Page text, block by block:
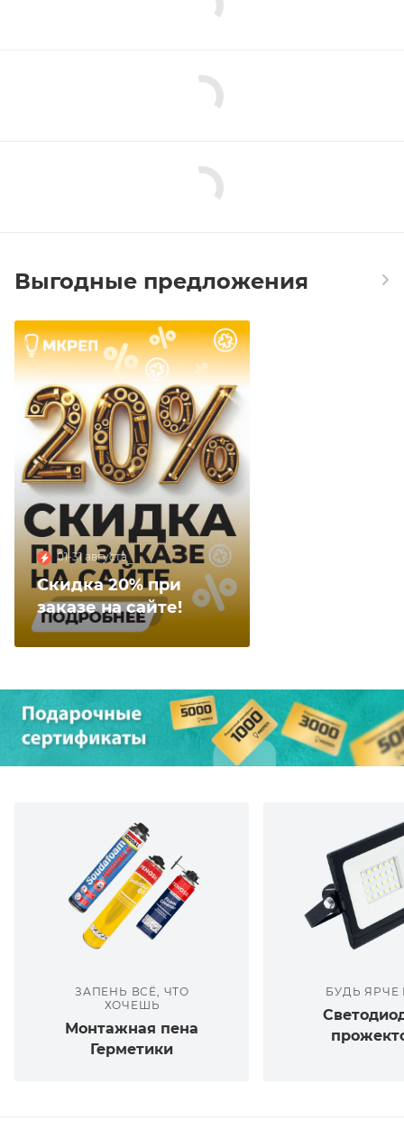
Выгодные предложения
01-31 августа
Скидка 20% при
заказе на сайте!
ЗАПЕНЬ ВСЁ, ЧТО
ХОЧЕШЬ
Монтажная пена
Герметики
БУДЬ ЯРЧЕ